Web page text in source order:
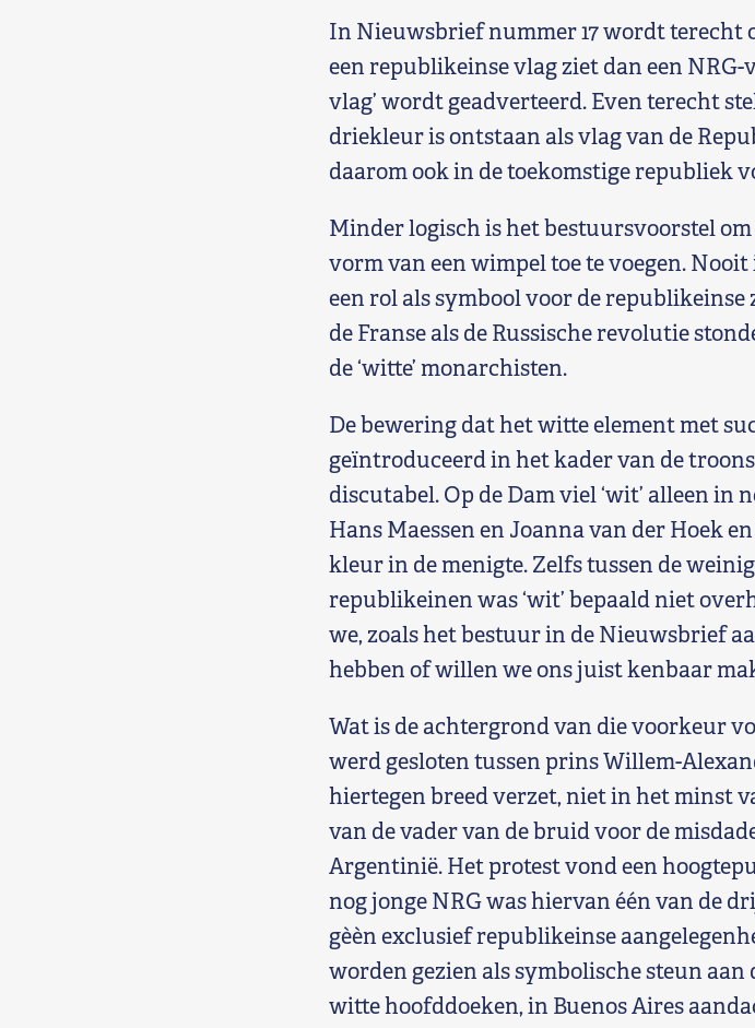
In Nieuwsbrief nummer 17 wordt terecht
een republikeinse vlag ziet dan een
vlag’ wordt geadverteerd. Even terecht
driekleur is ontstaan als vlag van de
daarom ook in de toekomstige republiek
Minder logisch is het bestuursvoorstel om
vorm van een wimpel toe te voegen.
een rol als symbool voor de republikeinse
de Franse als de Russische revolutie
de ‘witte’ monarchisten.
De bewering dat het witte element met
geïntroduceerd in het kader van de
discutabel. Op de Dam viel ‘wit’ alleen
Hans Maessen en Joanna van der Hoek
kleur in de menigte. Zelfs tussen de
republikeinen was ‘wit’ bepaald niet
we, zoals het bestuur in de Nieuwsbrief
hebben of willen we ons juist kenbaar
Wat is de achtergrond van die voorkeur
werd gesloten tussen prins Willem-
hiertegen breed verzet, niet in het minst
van de vader van de bruid voor de
Argentinië. Het protest vond een
nog jonge NRG was hiervan één van de
gèèn exclusief republikeinse
worden gezien als symbolische steun aan
witte hoofddoeken, in Buenos Aires